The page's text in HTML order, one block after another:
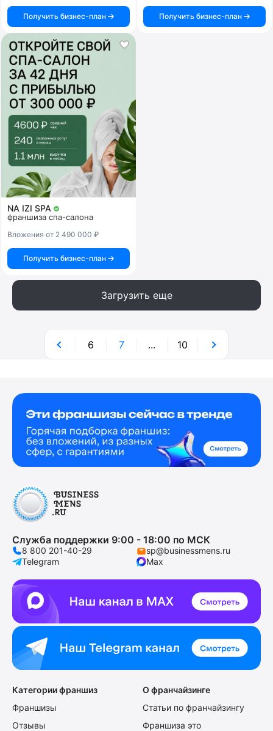
Получить бизнес-план Получить бизнес-план
NA IZI SPA
франшиза спа-салона
Вложения от 2 490 000 ₽
Получить бизнес-план
Загрузить еще
6 7 ... 10
Служба поддержки 9:00 - 18:00 по МСК
8 800 201-40-29
sp@businessmens.ru
Telegram
Max
Категории франшиз
Франшизы
Отзывы
О франчайзинге
Статьи по франчайзингу
Франшиза это